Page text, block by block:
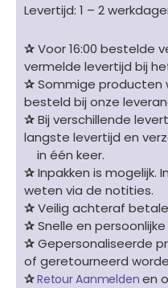
Levertijd: 1 – 2
✰Voor 16:00 bestelde
vermelde levertijd bij
✰Sommige producten
besteld bij onze
✰Bij verschillende
langste levertijd en
in één keer.
✰Inpakken is mogelijk.
weten via de notities.
✰Veilig achteraf
✰Snelle en
✰Gepersonaliseerde
of geretourneerd
✰Retour Aanmelden en